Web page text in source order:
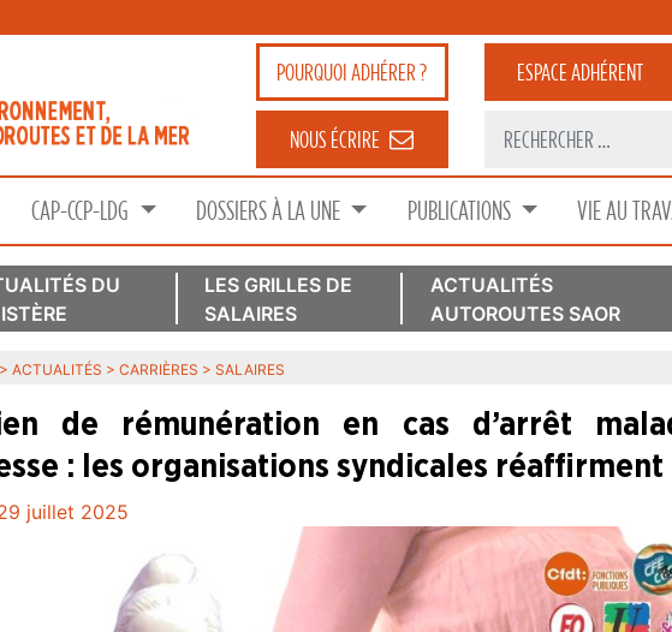
POURQUOIADHÉRER ? ESPACEADHÉRENT
NOUS ÉCRIRE
CAP-CCP-LDG DOSSIERS À LA UNE PUBLICATIONS VIE AU
DU
LES GRILLES DE
SALAIRES
ACTUALITÉS
AUTOROUTES SAOR
> ACTUALITÉS > CARRIÈRES > SALAIRES
de rémunération en cas d’arrêt
: les organisations syndicales
juillet 2025